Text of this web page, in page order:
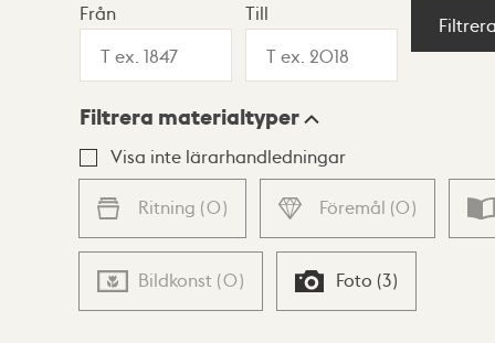
Visningsläge
Lista Karta
Från Till
Filtrera materialtyper
Visa inte lärarhandledningar
Ritning (0) Föremål (0)
Bildkonst (0) Foto (3)